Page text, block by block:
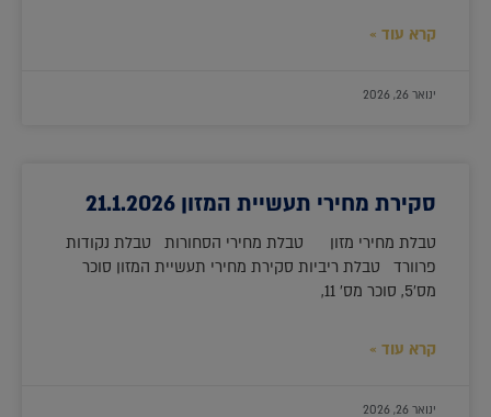
קרא עוד »
ינואר 26, 2026
סקירת מחירי תעשיית המזון 21.1.2026
טבלת מחירי מזון טבלת מחירי הסחורות טבלת נקודות
פרוורד טבלת ריביות סקירת מחירי תעשיית המזון סוכר
מס'5, סוכר מס' 11,
קרא עוד »
ינואר 26, 2026